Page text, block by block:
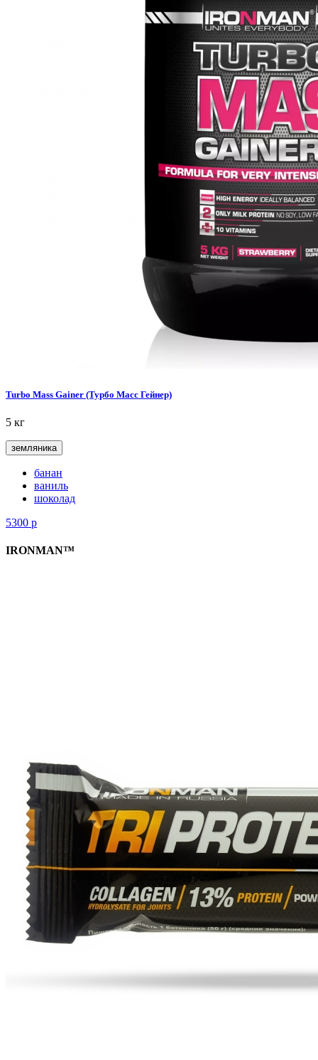
Turbo Mass Gainer (Турбо Масс Гейнер)
5 кг
земляника
банан
ваниль
шоколад
5300 р
IRONMAN™